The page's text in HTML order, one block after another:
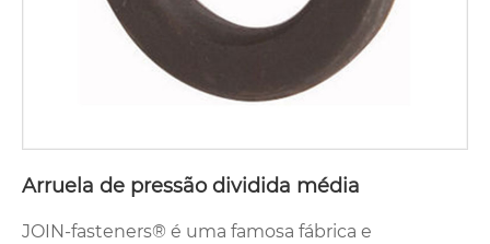
Arruela de pressão dividida média
JOIN-fasteners® é uma famosa fábrica e